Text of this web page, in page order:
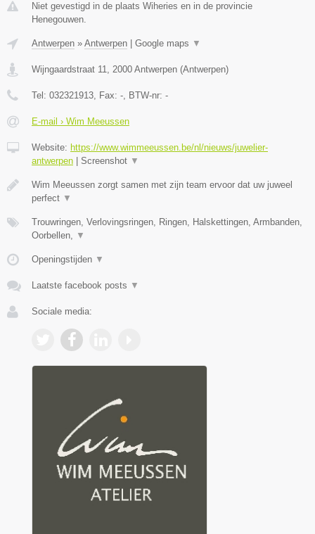
Niet gevestigd in de plaats Wiheries en in de provincie
Henegouwen.
Antwerpen » Antwerpen Google maps ▼
Wijngaardstraat 11, 2000 Antwerpen (Antwerpen)
Tel: 032321913, Fax: -, BTW-nr: -
E-mail › Wim Meeussen
Website: https://www.wimmeeussen.be/nl/nieuws/juwelier-
antwerpen
Screenshot ▼
Wim Meeussen zorgt samen met zijn team ervoor dat uw juweel
perfect ▼
Trouwringen, Verlovingsringen, Ringen, Halskettingen, Armbanden,
Oorbellen, ▼
Openingstijden ▼
Laatste facebook posts ▼
Sociale media: